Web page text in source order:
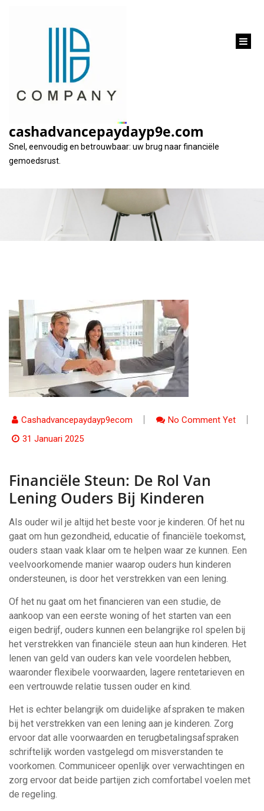
cashadvancepaydayp9e.com
Snel, eenvoudig en betrouwbaar: uw brug naar financiële
gemoedsrust.
Financiële steun: De
rol van lening ouders
bij kinderen
Cashadvancepaydayp9ecom
No Comment Yet
31 Januari 2025
Financiële Steun: De Rol Van
Lening Ouders Bij Kinderen
Als ouder wil je altijd het beste voor je kinderen. Of het nu
gaat om hun gezondheid, educatie of financiële toekomst,
ouders staan vaak klaar om te helpen waar ze kunnen. Een
veelvoorkomende manier waarop ouders hun kinderen
ondersteunen, is door het verstrekken van een lening.
Of het nu gaat om het financieren van een studie, de
aankoop van een eerste woning of het starten van een
eigen bedrijf, ouders kunnen een belangrijke rol spelen bij
het verstrekken van financiële steun aan hun kinderen. Het
lenen van geld van ouders kan vele voordelen hebben,
waaronder flexibele voorwaarden, lagere rentetarieven en
een vertrouwde relatie tussen ouder en kind.
Het is echter belangrijk om duidelijke afspraken te maken
bij het verstrekken van een lening aan je kinderen. Zorg
ervoor dat alle voorwaarden en terugbetalingsafspraken
schriftelijk worden vastgelegd om misverstanden te
voorkomen. Communiceer openlijk over verwachtingen en
zorg ervoor dat beide partijen zich comfortabel voelen met
de regeling.